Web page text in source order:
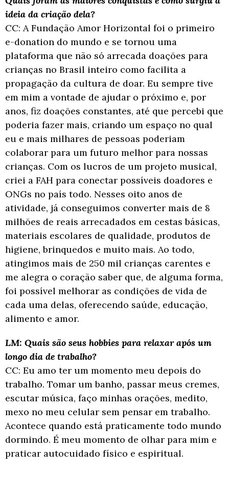
ideia da criação dela?
CC: A Fundação Amor Horizontal foi o primeiro
e-donation do mundo e se tornou uma
plataforma que não só arrecada doações para
crianças no Brasil inteiro como facilita a
propagação da cultura de doar. Eu sempre tive
em mim a vontade de ajudar o próximo e, por
anos, fiz doações constantes, até que percebi que
poderia fazer mais, criando um espaço no qual
eu e mais milhares de pessoas poderiam
colaborar para um futuro melhor para nossas
crianças. Com os lucros de um projeto musical,
criei a FAH para conectar possíveis doadores e
ONGs no país todo. Nesses oito anos de
atividade, já conseguimos converter mais de 8
milhões de reais arrecadados em cestas básicas,
materiais escolares de qualidade, produtos de
higiene, brinquedos e muito mais. Ao todo,
atingimos mais de 250 mil crianças carentes e
me alegra o coração saber que, de alguma forma,
foi possível melhorar as condições de vida de
cada uma delas, oferecendo saúde, educação,
alimento e amor.
LM: Quais são seus hobbies para relaxar após um
longo dia de trabalho?
CC: Eu amo ter um momento meu depois do
trabalho. Tomar um banho, passar meus cremes,
escutar música, faço minhas orações, medito,
mexo no meu celular sem pensar em trabalho.
Acontece quando está praticamente todo mundo
dormindo. É meu momento de olhar para mim e
praticar autocuidado físico e espiritual.